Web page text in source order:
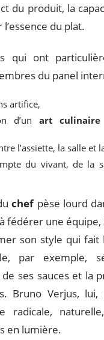
du produit, la
du plat.
qui ont
du panel
artifice,
d’un art culinaire
l’assiette, la salle et
du vivant, de la
chefpèse lourd
à fédérer une
son style qui fait
par exemple,
ses sauces et la
Bruno Verjus, lui,
radicale,
en lumière.